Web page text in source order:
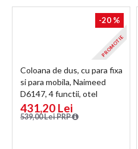
PROMOTIE
-20 %
Coloana de dus, cu para fixa
si para mobila, Naimeed
D6147, 4 functii, otel
inoxidabil, Gri
431,20 Lei
539,00 Lei PRP